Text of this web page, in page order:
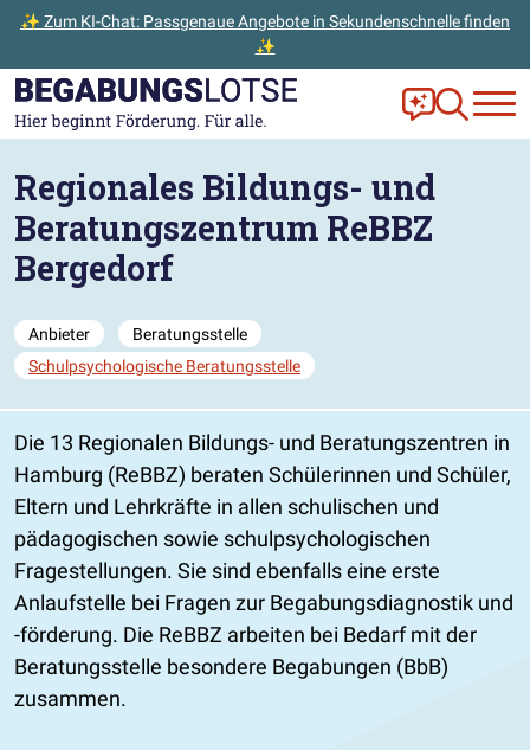
✨ Zum KI-Chat: Passgenaue Angebote in Sekundenschnelle finden
✨
Zum Hauptinhalt der Seite springen
Zur Startseite gehen Frag Ella!
Zur
Regionales Bildungs- und
Beratungszentrum ReBBZ
Bergedorf
Anbieter
Beratungsstelle
Schulpsychologische Beratungsstelle
Die 13 Regionalen Bildungs- und Beratungszentren in
Hamburg (ReBBZ) beraten Schülerinnen und Schüler,
Eltern und Lehrkräfte in allen schulischen und
pädagogischen sowie schulpsychologischen
Fragestellungen. Sie sind ebenfalls eine erste
Anlaufstelle bei Fragen zur Begabungsdiagnostik und
-förderung. Die ReBBZ arbeiten bei Bedarf mit der
Beratungsstelle besondere Begabungen (BbB)
zusammen.